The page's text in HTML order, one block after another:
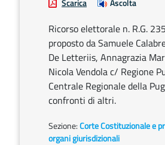
Scarica Ascolta
Ricorso elettorale n. R.G.
proposto da Samuele
De Letteriis, Annagrazia
Nicola Vendola c/ Regione
Centrale Regionale della
confronti di altri.
Sezione:Corte Costituzionale e
organi giurisdizionali